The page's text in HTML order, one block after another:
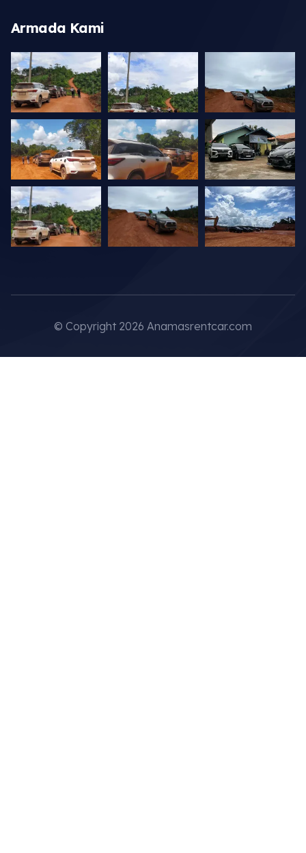
Armada Kami
© Copyright 2026 Anamasrentcar.com